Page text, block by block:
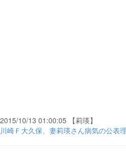
2015/10/13 01:00:05 【莉瑛】
川崎Ｆ大久保、妻莉瑛さん病気の公表